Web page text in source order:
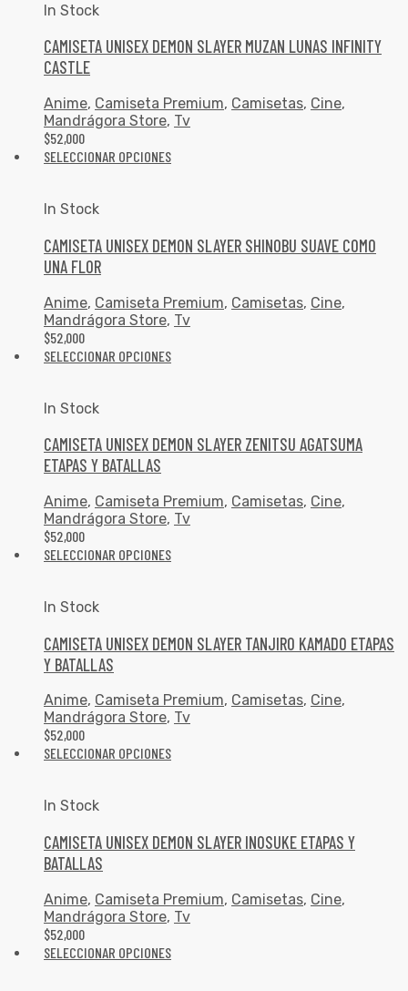
In Stock
CAMISETA UNISEX DEMON SLAYER MUZAN LUNAS INFINITY
CASTLE
Anime, Camiseta Premium, Camisetas, Cine,
Mandrágora Store, Tv
$52,000
SELECCIONAR OPCIONES
In Stock
CAMISETA UNISEX DEMON SLAYER SHINOBU SUAVE COMO
UNA FLOR
Anime, Camiseta Premium, Camisetas, Cine,
Mandrágora Store, Tv
$52,000
SELECCIONAR OPCIONES
In Stock
CAMISETA UNISEX DEMON SLAYER ZENITSU AGATSUMA
ETAPAS Y BATALLAS
Anime, Camiseta Premium, Camisetas, Cine,
Mandrágora Store, Tv
$52,000
SELECCIONAR OPCIONES
In Stock
CAMISETA UNISEX DEMON SLAYER TANJIRO KAMADO ETAPAS
Y BATALLAS
Anime, Camiseta Premium, Camisetas, Cine,
Mandrágora Store, Tv
$52,000
SELECCIONAR OPCIONES
In Stock
CAMISETA UNISEX DEMON SLAYER INOSUKE ETAPAS Y
BATALLAS
Anime, Camiseta Premium, Camisetas, Cine,
Mandrágora Store, Tv
$52,000
SELECCIONAR OPCIONES